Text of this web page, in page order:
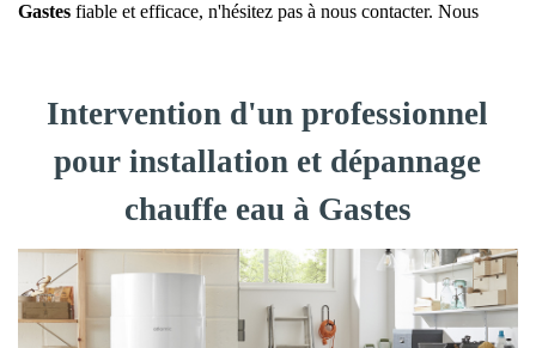
Gastes fiable et efficace, n'hésitez pas à nous contacter. Nous
Intervention d'un professionnel
pour installation et dépannage
chauffe eau à Gastes